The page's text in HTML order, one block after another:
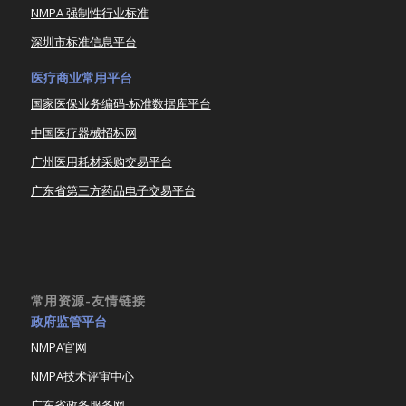
NMPA 强制性行业标准
深圳市标准信息平台
医疗商业常用平台
国家医保业务编码-标准数据库平台
中国医疗器械招标网
广州医用耗材采购交易平台
广东省第三方药品电子交易平台
常用资源-友情链接
政府监管平台
NMPA官网
NMPA技术评审中心